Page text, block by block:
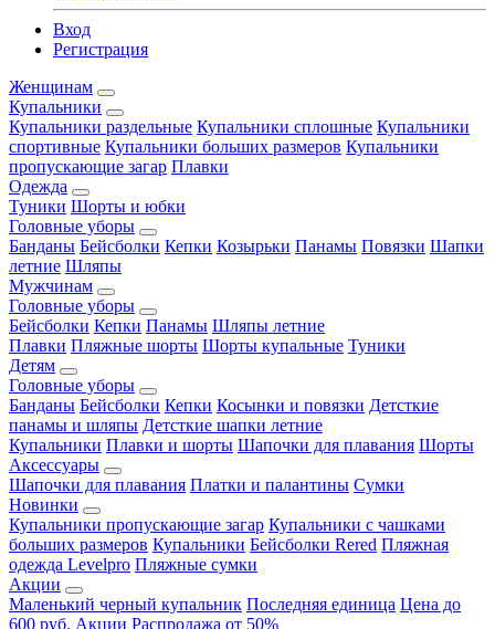
Вход
Регистрация
Женщинам
Купальники
Купальники раздельные Купальники сплошные Купальники
спортивные Купальники больших размеров Купальники
пропускающие загар Плавки
Одежда
Туники Шорты и юбки
Головные уборы
Банданы Бейсболки Кепки Козырьки Панамы Повязки Шапки
летние Шляпы
Мужчинам
Головные уборы
Бейсболки Кепки Панамы Шляпы летние
Плавки Пляжные шорты Шорты купальные Туники
Детям
Головные уборы
Банданы Бейсболки Кепки Косынки и повязки Детсткие
панамы и шляпы Детсткие шапки летние
Купальники Плавки и шорты Шапочки для плавания Шорты
Аксессуары
Шапочки для плавания Платки и палантины Сумки
Новинки
Купальники пропускающие загар Купальники с чашками
больших размеров Купальники Бейсболки Rered Пляжная
одежда Levelpro Пляжные сумки
Акции
Маленький черный купальник Последняя единица Цена до
600 руб. Акции Распродажа от 50%